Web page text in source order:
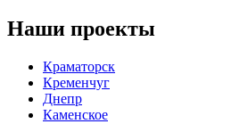
Наши проекты
Краматорск
Кременчуг
Днепр
Каменское